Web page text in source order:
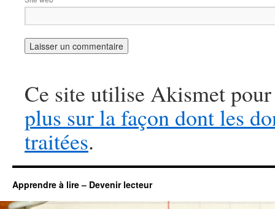
Ce site utilise Akismet
plus sur la façon dont les
traitées.
Apprendre à lire – Devenir lecteur